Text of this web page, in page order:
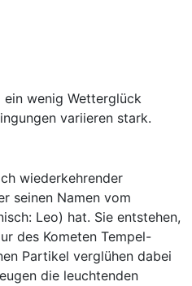
wenig Wetterglück
variieren stark.
wiederkehrender
seinen Namen vom
Leo) hat. Sie entstehen,
des Kometen Tempel-
Partikel verglühen dabei
die leuchtenden